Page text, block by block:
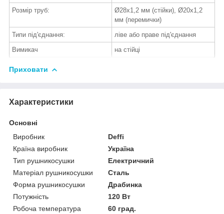
Розмір труб:
Ø28х1,2 мм (стійки), Ø20х1,2
мм (перемички)
Типи під'єднання:
ліве або праве під'єднання
Вимикач
на стійці
Приховати
Характеристики
Основні
Виробник
Deffi
Країна виробник
Україна
Тип рушникосушки
Електричний
Матеріал рушникосушки
Сталь
Форма рушникосушки
Драбинка
Потужність
120 Вт
Робоча температура
60 град.